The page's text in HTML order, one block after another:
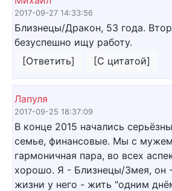
2017-09-27 14:33:56
Близнецы/Дракон, 53 года.
безуспешно ищу работу.
[Ответить]
[С цитатой]
Лапуля
2017-09-25 18:37:09
В конце 2015 начались
семье, финансовые. Мы с
гармоничная пара, во всех
хорошо. Я - Близнецы/Змея, он
жизни у него - жить "одним